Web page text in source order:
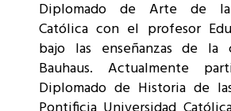
Diplomado de Arte de la
Católica con el profesor
bajo las enseñanzas de la
Bauhaus. Actualmente
Diplomado de Historia de